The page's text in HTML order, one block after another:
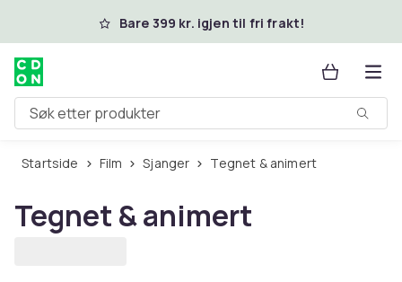
Hopp til hovedinnholdBare 399 kr. igjen til fri frakt!
Søk etter produkter
Startside Film Sjanger Tegnet & animert
Tegnet & animert